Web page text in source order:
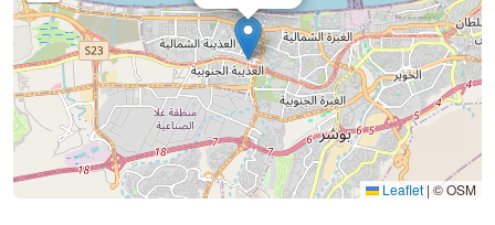
Leaflet | © OSM